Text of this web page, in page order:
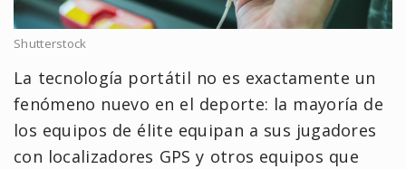
Shutterstock
La tecnología portátil no es exactamente un
fenómeno nuevo en el deporte: la mayoría de
los equipos de élite equipan a sus jugadores
con localizadores GPS y otros equipos que